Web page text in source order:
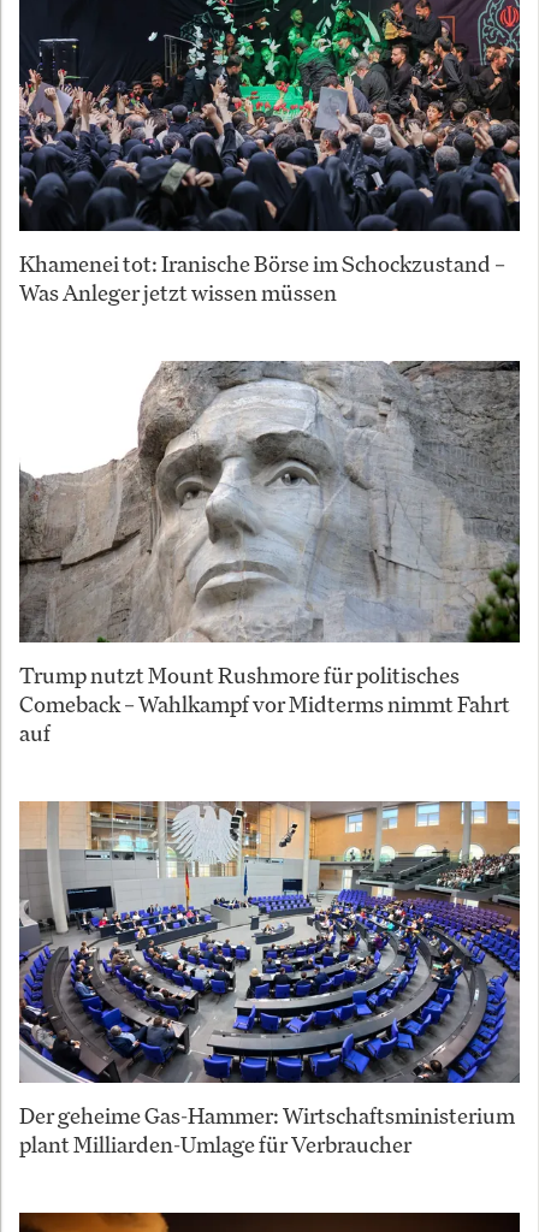
Khamenei tot: Iranische Börse im Schockzustand –
Was Anleger jetzt wissen müssen
Trump nutzt Mount Rushmore für politisches
Comeback – Wahlkampf vor Midterms nimmt Fahrt
auf
Der geheime Gas-Hammer: Wirtschaftsministerium
plant Milliarden-Umlage für Verbraucher